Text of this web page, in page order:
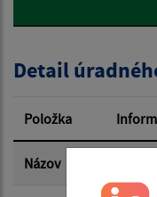
Popis:
Dátum zverejnenia
Dátum zverejnenia
Detail
Položka
Názov